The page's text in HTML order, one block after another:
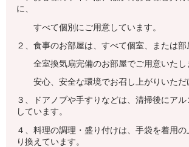
に、
すべて個別にご用意しています。
２、食事のお部屋は、すべて個室、または部
全室換気扇完備のお部屋でご用意いたし
安心、安全な環境でお召し上がりいただ
３、ドアノブや手すりなどは、清掃後にア
しています。
４、料理の調理・盛り付けは、手袋を着用
り換えています。